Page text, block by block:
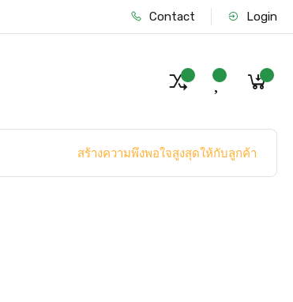
Contact Login
สร้างความพึงพอใจสูงสุดให้กับลูกค้า